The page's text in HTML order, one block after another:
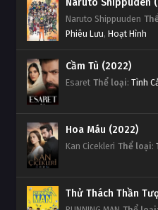
Naruto Shippuden
Naruto Shippuuden
Phiêu Lưu, Hoạt Hình
Cầm Tù (2022)
Esaret Thể loại: Tình
Hoa Máu (2022)
Kan Cicekleri Thể loại:
Thử Thách Thần